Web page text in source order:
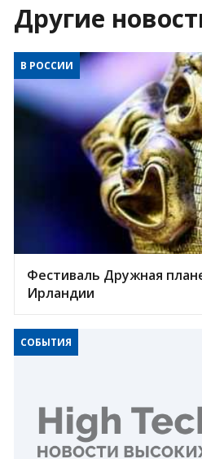
Другие
В РОССИИ
Фестиваль Дружная
Ирландии
СОБЫТИЯ